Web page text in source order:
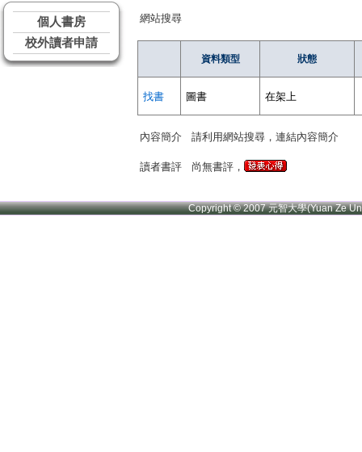
個人書房
校外讀者申請
網站搜尋
資料類型 狀態
找書 圖書 在架上
內容簡介 請利用網站搜尋，連結內容簡介
讀者書評 尚無書評，
Copyright © 2007 元智大學(Yuan Ze